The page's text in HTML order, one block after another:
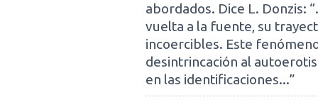
abordados. Dice L. Donzis:
vuelta a la fuente, su
incoercibles. Este
desintrincación al
en las identificaciones...”